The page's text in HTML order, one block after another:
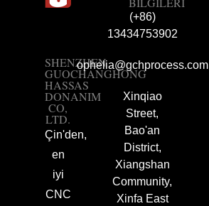
SHENZHEN
GUOCHANGHONG
HASSAS
DONANIM
CO,
LTD.
Çin'den,
en
iyi
CNC
(+86)
13434753902
ophelia@gchprocess.com
Xinqiao
Street,
Bao'an
District,
Xiangshan
Community,
Xinfa East